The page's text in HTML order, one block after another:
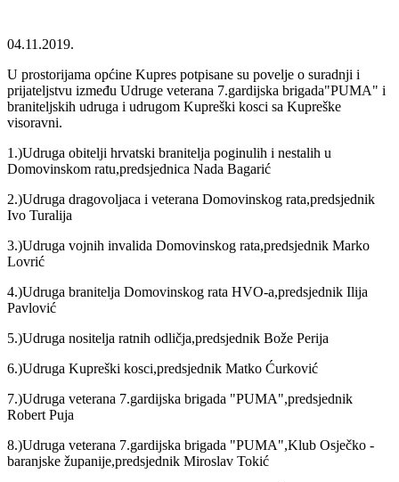
04.11.2019.
U prostorijama općine Kupres potpisane su povelje o suradnji i
prijateljstvu između Udruge veterana 7.gardijska brigada"PUMA" i
braniteljskih udruga i udrugom Kupreški kosci sa Kupreške
visoravni.
1.)Udruga obitelji hrvatski branitelja poginulih i nestalih u
Domovinskom ratu,predsjednica Nada Bagarić
2.)Udruga dragovoljaca i veterana Domovinskog rata,predsjednik
Ivo Turalija
3.)Udruga vojnih invalida Domovinskog rata,predsjednik Marko
Lovrić
4.)Udruga branitelja Domovinskog rata HVO-a,predsjednik Ilija
Pavlović
5.)Udruga nositelja ratnih odličja,predsjednik Bože Perija
6.)Udruga Kupreški kosci,predsjednik Matko Ćurković
7.)Udruga veterana 7.gardijska brigada "PUMA",predsjednik
Robert Puja
8.)Udruga veterana 7.gardijska brigada "PUMA",Klub Osječko -
baranjske županije,predsjednik Miroslav Tokić